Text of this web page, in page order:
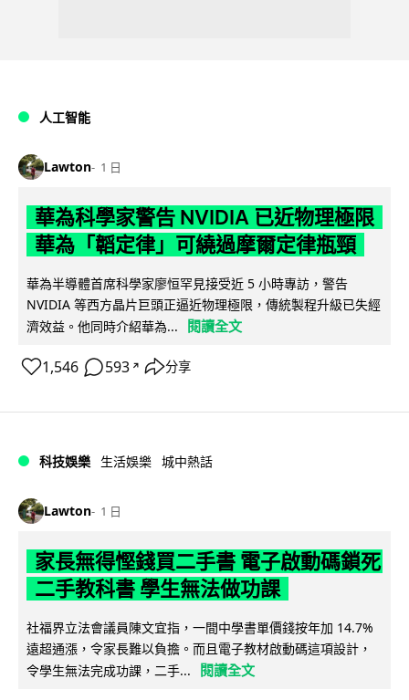
人工智能
Lawton 1 日
華為科學家警告 NVIDIA 已近物理極限
華為「韜定律」可繞過摩爾定律瓶頸
華為半導體首席科學家廖恒罕見接受近 5 小時專訪，警告
NVIDIA 等西方晶片巨頭正逼近物理極限，傳統製程升級已失經
濟效益。他同時介紹華為...
閱讀全文
1,546 593 ↗ 分享
科技娛樂 生活娛樂 城中熱話
Lawton 1 日
家長無得慳錢買二手書 電子啟動碼鎖死
二手教科書 學生無法做功課
社福界立法會議員陳文宜指，一間中學書單價錢按年加 14.7%
遠超通漲，令家長難以負擔。而且電子教材啟動碼這項設計，
令學生無法完成功課，二手...
閱讀全文